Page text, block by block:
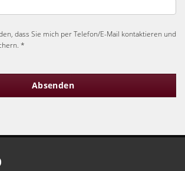
dass Sie mich per Telefon/E-Mail kontaktieren und
*
Absenden